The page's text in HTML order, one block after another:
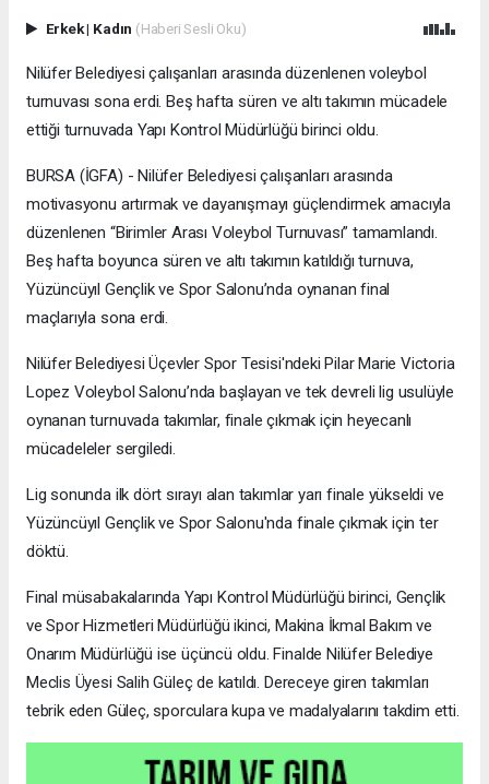
Erkek| Kadın (Haberi Sesli Oku)
Nilüfer Belediyesi çalışanları arasında düzenlenen voleybol
turnuvası sona erdi. Beş hafta süren ve altı takımın mücadele
ettiği turnuvada Yapı Kontrol Müdürlüğü birinci oldu.
BURSA (İGFA) - Nilüfer Belediyesi çalışanları arasında
motivasyonu artırmak ve dayanışmayı güçlendirmek amacıyla
düzenlenen “Birimler Arası Voleybol Turnuvası” tamamlandı.
Beş hafta boyunca süren ve altı takımın katıldığı turnuva,
Yüzüncüyıl Gençlik ve Spor Salonu’nda oynanan final
maçlarıyla sona erdi.
Nilüfer Belediyesi Üçevler Spor Tesisi'ndeki Pilar Marie Victoria
Lopez Voleybol Salonu’nda başlayan ve tek devreli lig usulüyle
oynanan turnuvada takımlar, finale çıkmak için heyecanlı
mücadeleler sergiledi.
Lig sonunda ilk dört sırayı alan takımlar yarı finale yükseldi ve
Yüzüncüyıl Gençlik ve Spor Salonu'nda finale çıkmak için ter
döktü.
Final müsabakalarında Yapı Kontrol Müdürlüğü birinci, Gençlik
ve Spor Hizmetleri Müdürlüğü ikinci, Makina İkmal Bakım ve
Onarım Müdürlüğü ise üçüncü oldu. Finalde Nilüfer Belediye
Meclis Üyesi Salih Güleç de katıldı. Dereceye giren takımları
tebrik eden Güleç, sporculara kupa ve madalyalarını takdim etti.